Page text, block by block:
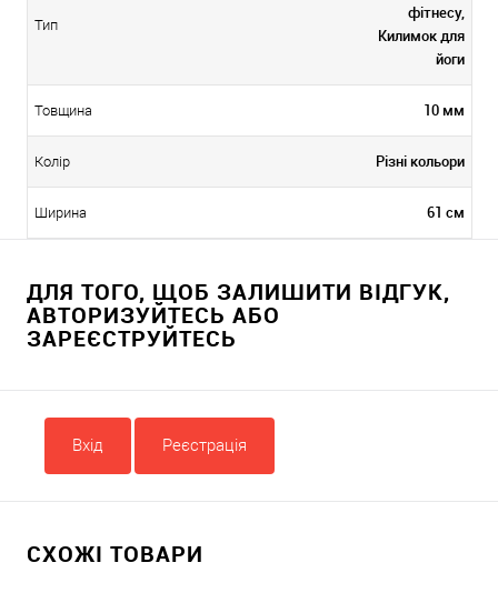
Тип
фітнесу,
Килимок для
йоги
Товщина 10 мм
Колір Різні кольори
Ширина 61 см
ДЛЯ ТОГО, ЩОБ ЗАЛИШИТИ ВІДГУК,
АВТОРИЗУЙТЕСЬ АБО
ЗАРЕЄСТРУЙТЕСЬ
Вхід Реєстрація
СХОЖІ ТОВАРИ